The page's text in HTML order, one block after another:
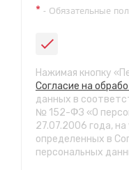
ул. Пригородная 1/1
СТО
ул.Байкальская, 58г
с 7.00 до 23.30,
СТО "Марата"
ул. Рабочего штаба,
с 7.00 до 21.30, без
* - Обязательные
Нажимая кнопку
Согласие на
данных в
№ 152-ФЗ «О
27.07.2006 года,
определенных в
персональных